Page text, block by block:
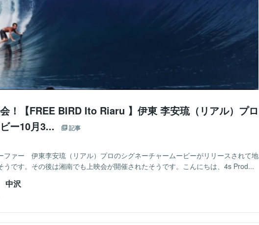
！【FREE BIRD Ito Riaru 】伊東 李安琉（リアル）プロ
ー10月3...
記事
ファー 伊東李安琉（リアル）プロのシグネーチャームービーがリリースされて地
うです。その後は湘南でも上映会が開催されたそうです。こんにちは、4s Prod...
中沢